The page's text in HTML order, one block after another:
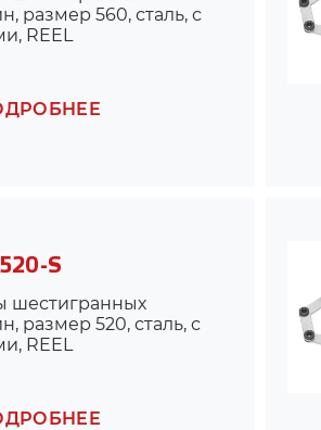
размер 560, сталь, с
REEL
S
шестигранных
размер 520, сталь, с
REEL